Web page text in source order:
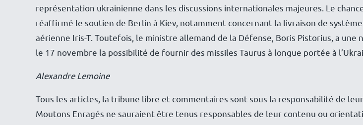
représentation ukrainienne dans les discussions internationales majeures. Le
réaffirmé le soutien de Berlin à Kiev, notamment concernant la livraison de
aérienne Iris-T. Toutefois, le ministre allemand de la Défense, Boris Pistorius, a une
le 17 novembre la possibilité de fournir des missiles Taurus à longue portée à
Alexandre Lemoine
Tous les articles, la tribune libre et commentaires sont sous la responsabilité de
Moutons Enragés ne sauraient être tenus responsables de leur contenu ou